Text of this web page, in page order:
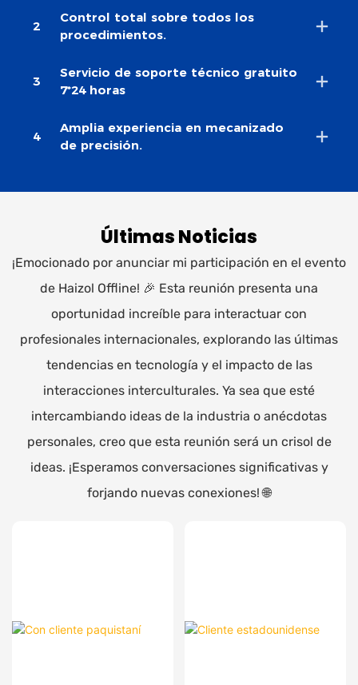
2
Control total sobre todos los
procedimientos.
3
Servicio de soporte técnico gratuito
7*24 horas
4
Amplia experiencia en mecanizado
de precisión.
Últimas Noticias
¡Emocionado por anunciar mi participación en el evento
de Haizol Offline! 🎉 Esta reunión presenta una
oportunidad increíble para interactuar con
profesionales internacionales, explorando las últimas
tendencias en tecnología y el impacto de las
interacciones interculturales. Ya sea que esté
intercambiando ideas de la industria o anécdotas
personales, creo que esta reunión será un crisol de
ideas. ¡Esperamos conversaciones significativas y
forjando nuevas conexiones! 🌐